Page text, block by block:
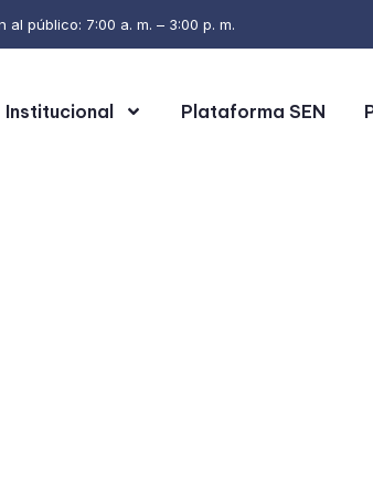
público: 7:00 a. m. – 3:00 p. m.
Institucional Plataforma SEN